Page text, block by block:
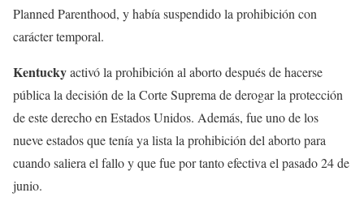
Planned Parenthood, y había suspendido la prohibición con
carácter temporal.
Kentuckyactivó la prohibición al aborto después de hacerse
pública la decisión de la Corte Suprema de derogar la protección
de este derecho en Estados Unidos. Además, fue uno de los
nueve estados que tenía ya lista la prohibición del aborto para
cuando saliera el fallo y que fue por tanto efectiva el pasado 24 de
junio.